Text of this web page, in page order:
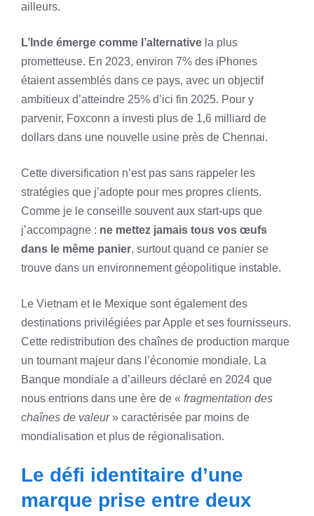
ailleurs.
L’Inde émerge comme l’alternative la plus
prometteuse. En 2023, environ 7% des iPhones
étaient assemblés dans ce pays, avec un objectif
ambitieux d’atteindre 25% d’ici fin 2025. Pour y
parvenir, Foxconn a investi plus de 1,6 milliard de
dollars dans une nouvelle usine près de Chennai.
Cette diversification n’est pas sans rappeler les
stratégies que j’adopte pour mes propres clients.
Comme je le conseille souvent aux start-ups que
j’accompagne : ne mettez jamais tous vos œufs
dans le même panier, surtout quand ce panier se
trouve dans un environnement géopolitique instable.
Le Vietnam et le Mexique sont également des
destinations privilégiées par Apple et ses fournisseurs.
Cette redistribution des chaînes de production marque
un tournant majeur dans l’économie mondiale. La
Banque mondiale a d’ailleurs déclaré en 2024 que
nous entrions dans une ère de « fragmentation des
chaînes de valeur» caractérisée par moins de
mondialisation et plus de régionalisation.
Le défi identitaire d’une
marque prise entre deux